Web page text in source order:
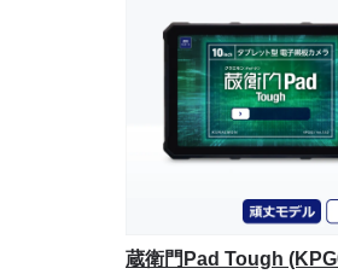
蔵衛門Pad Tough